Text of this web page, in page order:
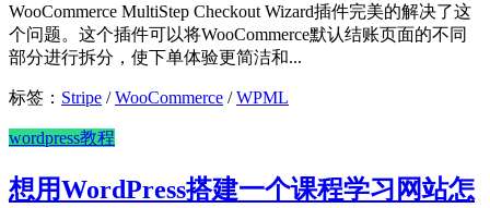
WooCommerce MultiStep Checkout Wizard插件完美的解决了这
个问题。这个插件可以将WooCommerce默认结账页面的不同
部分进行拆分，使下单体验更简洁和...
标签： Stripe /WooCommerce /WPML
wordpress教程
想用WordPress搭建一个课程学习网站怎